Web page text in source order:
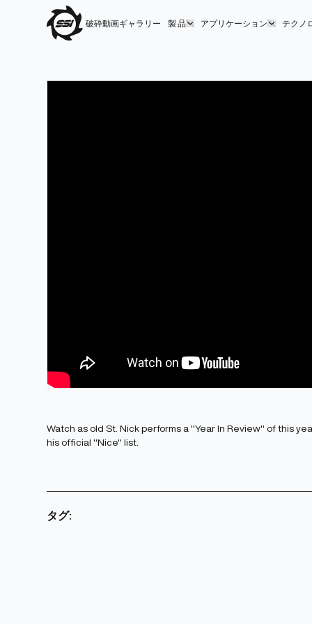
破砕動画ギャラリー 製 品 アプリケーション テクノ
Watch as old St. Nick performs a "Year In Review" of this
his official "Nice" list.
タグ: